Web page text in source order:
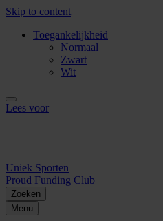
Skip to content
Toegankelijkheid
Normaal
Zwart
Wit
Lees voor
Uniek Sporten
Proud Funding Club
Zoeken
Menu